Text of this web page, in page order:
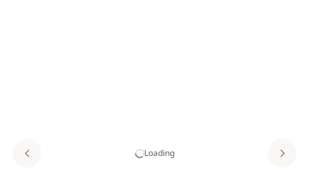
Loading